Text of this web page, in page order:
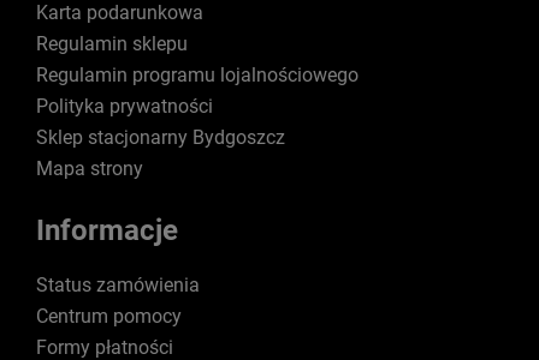
Karta podarunkowa
Regulamin sklepu
Regulamin programu lojalnościowego
Polityka prywatności
Sklep stacjonarny Bydgoszcz
Mapa strony
Informacje
Status zamówienia
Centrum pomocy
Formy płatności